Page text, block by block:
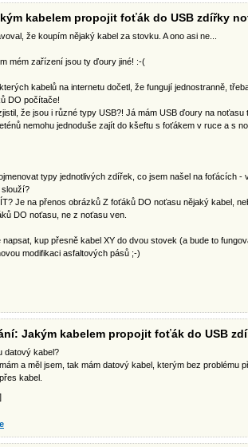
kabelem propojit foťák do USB zdířky
že koupím nějaký kabel za stovku. A ono asi ne...
mém zařízení jsou ty ďoury jiné! :-(
kabelů na internetu dočetl, že fungují jednostranně,
DO počítače!
že jsou i různé typy USB?! Já mám USB ďoury na
nemohu jednoduše zajít do kšeftu s foťákem v ruce a s
typy jednotlivých zdířek, co jsem našel na foťácích -
slouží?
Je na přenos obrázků Z foťáků DO noťasu nějaký kabel,
DO noťasu, ne z noťasu ven.
kup přesně kabel XY do dvou stovek (a bude to
modifikaci asfaltových pásů ;-)
Jakým kabelem propojit foťák do USB
datový kabel?
a měl jsem, tak mám datový kabel, kterým bez problému
kabel.
]